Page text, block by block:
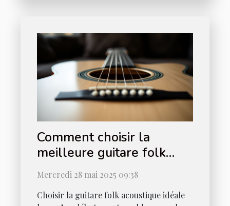
Comment choisir la
meilleure guitare folk
acoustique pour
débutants
Mercredi 28 mai 2025 09:38
Choisir la guitare folk acoustique idéale